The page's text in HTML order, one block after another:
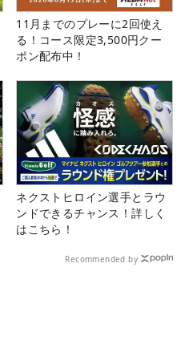
11月までのプレーに2回使え
る！コース限定3,500円クー
ポン配布中！
ネクストヒロイン選手とラウ
ンドできるチャンス！詳しく
はこちら！
Recommended by